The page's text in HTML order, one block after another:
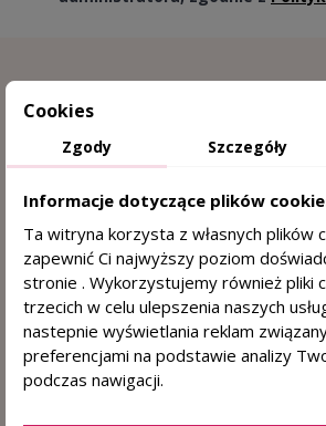
15 lat doświadczenia w
Sprawdzone przez
DERMOKOSMETYKI DO
Cookies
Zgody Szczegóły
Informacje dotyczące plików
Ta witryna korzysta z własnych plików
zapewnić Ci najwyższy poziom
stronie . Wykorzystujemy również pliki
trzecich w celu ulepszenia naszych
nastepnie wyświetlania reklam
preferencjami na podstawie analizy
podczas nawigacji.